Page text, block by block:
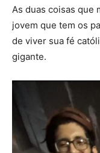
As duas coisas que
jovem que tem os
de viver sua fé
gigante.